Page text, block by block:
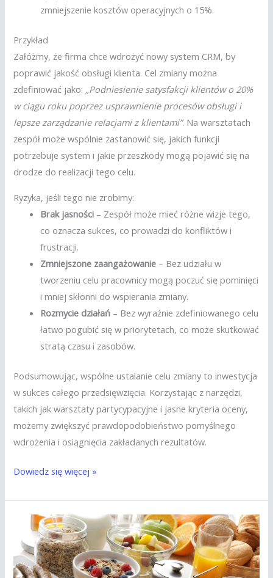
zmniejszenie kosztów operacyjnych o 15%.
Przykład
Załóżmy, że firma chce wdrożyć nowy system CRM, by
poprawić jakość obsługi klienta. Cel zmiany można
zdefiniować jako: „Podniesienie satysfakcji klientów o 20%
w ciągu roku poprzez usprawnienie procesów obsługi i
lepsze zarządzanie relacjami z klientami”. Na warsztatach
zespół może wspólnie zastanowić się, jakich funkcji
potrzebuje system i jakie przeszkody mogą pojawić się na
drodze do realizacji tego celu.
Ryzyka, jeśli tego nie zrobimy:
Brak jasności – Zespół może mieć różne wizje tego,
co oznacza sukces, co prowadzi do konfliktów i
frustracji.
Zmniejszone zaangażowanie – Bez udziału w
tworzeniu celu pracownicy mogą poczuć się pominięci
i mniej skłonni do wspierania zmiany.
Rozmycie działań – Bez wyraźnie zdefiniowanego celu
łatwo pogubić się w priorytetach, co może skutkować
stratą czasu i zasobów.
Podsumowując, wspólne ustalanie celu zmiany to inwestycja
w sukces całego przedsięwzięcia. Korzystając z narzędzi,
takich jak warsztaty partycypacyjne i jasne kryteria oceny,
możemy zwiększyć prawdopodobieństwo pomyślnego
wdrożenia i osiągnięcia zakładanych rezultatów.
Dowiedz się więcej »
Żeby
kultura
organizacyjna
nie